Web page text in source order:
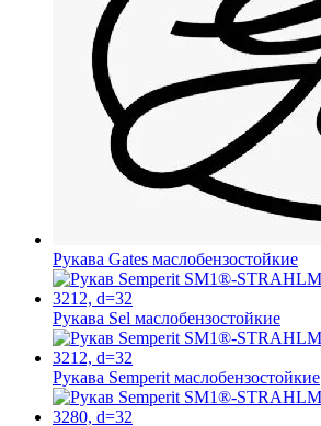
Рукава Gates маслобензостойкие
Рукава Sel маслобензостойкие
Рукава Semperit маслобензостойкие